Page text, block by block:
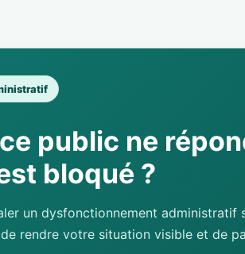
public ne
bloqué ?
un dysfonctionnement administratif
rendre votre situation visible et de